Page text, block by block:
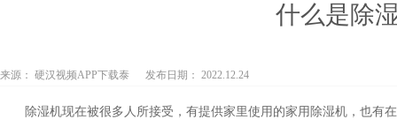
什么是除
来源： 硬汉视频APP下载泰 发布日期： 2022.12.24
除湿机现在被很多人所接受，有提供家里使用的家用除湿机，也有